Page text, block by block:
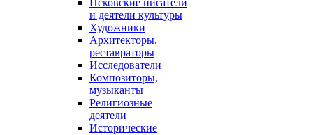
Псковские писатели
и деятели культуры
Художники
Архитекторы,
реставраторы
Исследователи
Композиторы,
музыканты
Религиозные
деятели
Исторические